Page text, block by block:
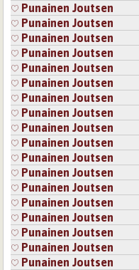
Punainen Joutsen
Punainen Joutsen
Punainen Joutsen
Punainen Joutsen
Punainen Joutsen
Punainen Joutsen
Punainen Joutsen
Punainen Joutsen
Punainen Joutsen
Punainen Joutsen
Punainen Joutsen
Punainen Joutsen
Punainen Joutsen
Punainen Joutsen
Punainen Joutsen
Punainen Joutsen
Punainen Joutsen
Punainen Joutsen